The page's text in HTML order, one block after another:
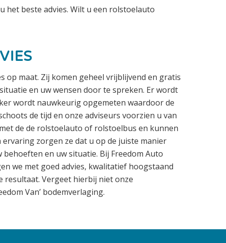
het beste advies. Wilt u een rolstoelauto
op maat. Zij komen geheel vrijblijvend en gratis
en uw wensen door te spreken. Er wordt
wordt nauwkeurig opgemeten waardoor de
de tijd en onze adviseurs voorzien u van
de de rolstoelauto of rolstoelbus en kunnen
zorgen ze dat u op de juiste manier
en uw situatie. Bij Freedom Auto
we met goed advies, kwalitatief hoogstaand
resultaat. Vergeet hierbij niet onze
Van’ bodemverlaging.